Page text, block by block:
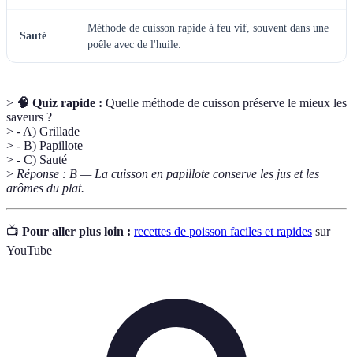
Sauté
Méthode de cuisson rapide à feu vif, souvent dans une
poêle avec de l'huile.
> 🧠 Quiz rapide : Quelle méthode de cuisson préserve le mieux les
saveurs ?
> - A) Grillade
> - B) Papillote
> - C) Sauté
> Réponse : B — La cuisson en papillote conserve les jus et les
arômes du plat.
📺 Pour aller plus loin : recettes de poisson faciles et rapides sur
YouTube